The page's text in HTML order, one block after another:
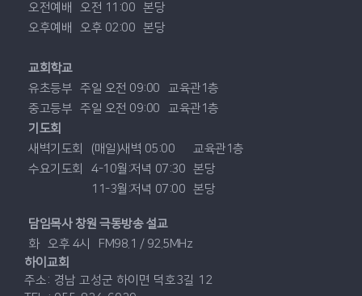
오전예배
오전 11:00 본당
오후예배
오후 02:00 본당
교회학교
유초등부 주일 오전 09:00
교육관1층
중고등부 주일 오전 09:00
교육관1층
기도회
새벽기도회
(매일)새벽 05:00
교육관1층
수요기도회
4-10월:저녁 07:30 본당
11-3월:저녁 07:00 본당
담임목사 창원 극동방송 설교
화
오후 4시
FM98.1 / 92.5MHz
하이교회
주소: 경남 고성군 하이면 덕호3길 12